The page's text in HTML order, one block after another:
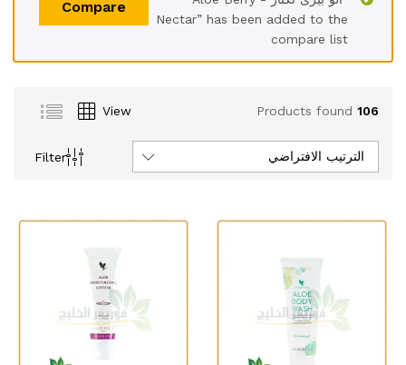
Compare
Nectar” has been added to the
compare list
106
Products found
View
Filter الترتيب الافتراضي